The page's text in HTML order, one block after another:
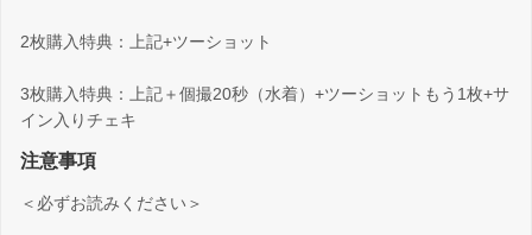
2枚購入特典：上記+ツーショット
3枚購入特典：上記＋個撮20秒（水着）+ツーショットもう1枚+サ
イン入りチェキ
注意事項
＜必ずお読みください＞